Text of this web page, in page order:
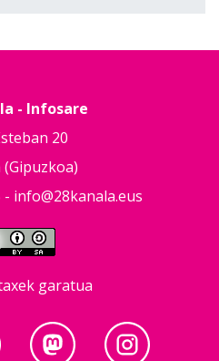
- Infosare
20
- info@28kanala.eus
garatua